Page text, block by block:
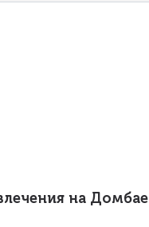
на Домбае